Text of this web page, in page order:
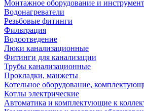
Монтажное оборудование и
Водонагреватели
Резьбовые фитинги
Фильтрация
Водоотведение
Люки канализационные
Фитинги для канализации
Трубы канализационные
Прокладки, манжеты
Котельное оборудование,
Котлы электрические
Автоматика и комплектующие к